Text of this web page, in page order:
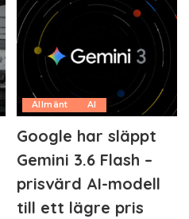
Allmänt AI
Google har släppt
Gemini 3.6 Flash –
prisvärd AI-modell
till ett lägre pris